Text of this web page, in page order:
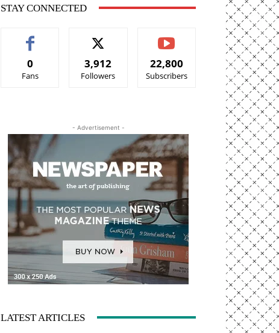
STAY CONNECTED
0
Fans
3,912
Followers
22,800
Subscribers
- Advertisement -
LATEST ARTICLES